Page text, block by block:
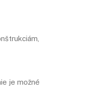
je možné